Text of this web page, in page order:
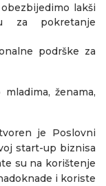
lakši
za pokretanje
podrške za
ženama,
je Poslovni
start-up biznisa
su na korištenje
i koriste